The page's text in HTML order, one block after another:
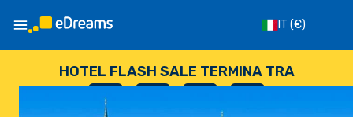
IT (€)
HOTEL FLASH SALE TERMINA TRA
--
GIORNI